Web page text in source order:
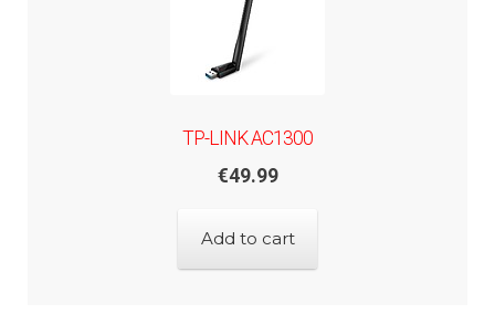
TP-LINK AC1300
€49.99
Add to cart